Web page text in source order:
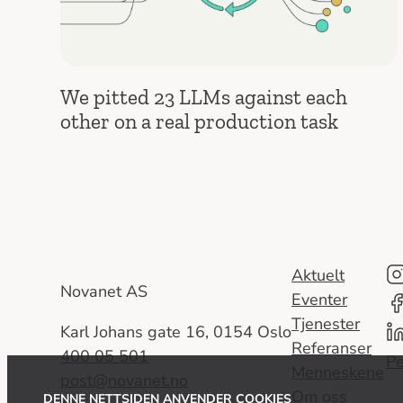
DENNE NETTSIDEN ANVENDER COOKIES
We pitted 23 LLMs against each
other on a real production task
Novanet AS
Karl Johans gate 16, 0154 Oslo
400 05 501
Aktuelt
Eventer
Tjenester
Referanser